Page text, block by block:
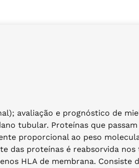
avaliação e prognóstico de
tubular. Proteínas que
proporcional ao peso
das proteínas é reabsorvida nos
HLA de membrana. Consiste